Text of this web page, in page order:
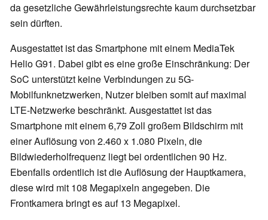
da gesetzliche Gewährleistungsrechte kaum durchsetzbar
sein dürften.
Ausgestattet ist das Smartphone mit einem MediaTek
Helio G91. Dabei gibt es eine große Einschränkung: Der
SoC unterstützt keine Verbindungen zu 5G-
Mobilfunknetzwerken, Nutzer bleiben somit auf maximal
LTE-Netzwerke beschränkt. Ausgestattet ist das
Smartphone mit einem 6,79 Zoll großem Bildschirm mit
einer Auflösung von 2.460 x 1.080 Pixeln, die
Bildwiederholfrequenz liegt bei ordentlichen 90 Hz.
Ebenfalls ordentlich ist die Auflösung der Hauptkamera,
diese wird mit 108 Megapixeln angegeben. Die
Frontkamera bringt es auf 13 Megapixel.